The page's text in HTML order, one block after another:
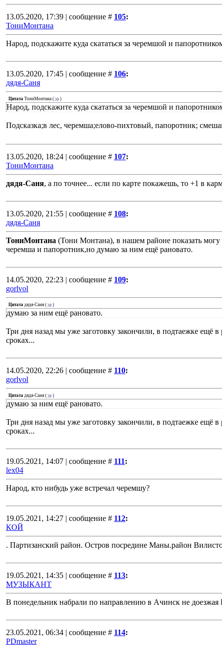
13.05.2020, 17:39 | сообщение # 105:
ТониМонтана
Народ, подскажите куда скататься за черемшой и
13.05.2020, 17:45 | сообщение # 106:
дядя-Саня
Цитата ТониМонтана ( )
Народ, подскажите куда скататься за черемшой и
Подсказка;в лес, черемша;елово-пихтовый, папоротник;
13.05.2020, 18:24 | сообщение # 107:
ТониМонтана
дядя-Саня, а по точнее... если по карте покажешь, то +1 в
13.05.2020, 21:55 | сообщение # 108:
дядя-Саня
ТониМонтана (Тони Монтана), в нашем районе показать могу
черемша и папоротник,но думаю за ним ещё рановато.
14.05.2020, 22:23 | сообщение # 109:
gorlvol
Цитата дядя-Саня ( )
думаю за ним ещё рановато.
Три дня назад мы уже заготовку закончили, в подтаежке ещё
сроках...
14.05.2020, 22:26 | сообщение # 110:
gorlvol
Цитата дядя-Саня ( )
думаю за ним ещё рановато.
Три дня назад мы уже заготовку закончили, в подтаежке ещё
сроках...
19.05.2021, 14:07 | сообщение # 111:
lex04
Народ, кто нибудь уже встречал черемшу?
19.05.2021, 14:27 | сообщение # 112:
КОЙ
. Партизанский район. Остров посредине Маны.район
19.05.2021, 14:35 | сообщение # 113:
МУЗЫКАНТ
В понедельник набрали по направлению в Ачинск не доезжая
23.05.2021, 06:34 | сообщение # 114:
PDmaster